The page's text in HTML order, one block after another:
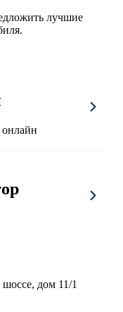
лучшие
дом 11/1